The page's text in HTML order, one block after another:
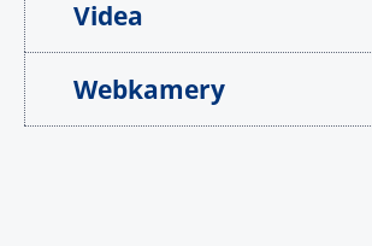
Videa
Webkamery